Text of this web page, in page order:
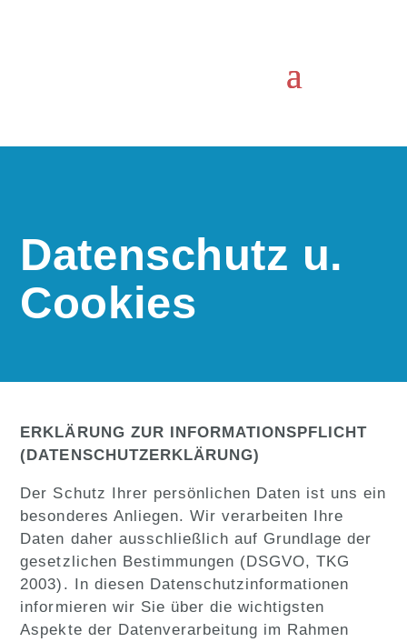
Datenschutz u.
Cookies
ERKLÄRUNG ZUR INFORMATIONSPFLICHT
(DATENSCHUTZERKLÄRUNG)
Der Schutz Ihrer persönlichen Daten ist uns ein
besonderes Anliegen. Wir verarbeiten Ihre
Daten daher ausschließlich auf Grundlage der
gesetzlichen Bestimmungen (DSGVO, TKG
2003). In diesen Datenschutzinformationen
informieren wir Sie über die wichtigsten
Aspekte der Datenverarbeitung im Rahmen